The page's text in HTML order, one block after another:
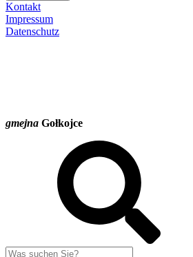
Kontakt
Impressum
Datenschutz
gmejna Gołkojce